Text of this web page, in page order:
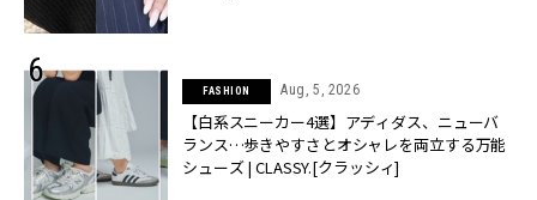
FASHION Aug, 5, 2026
【白系スニーカー4選】アディダス、ニューバ
ランス…歩きやすさとオシャレを両立する万能
シューズ | CLASSY.[クラッシィ]